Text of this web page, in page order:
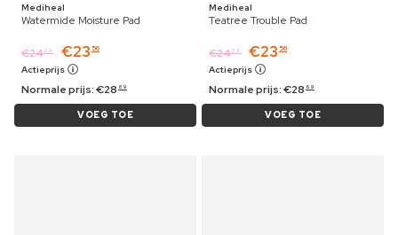
Mediheal
Watermide Moisture Pad
€2429 €23 56
Actieprijs
Normale prijs:€28 69
VOEG TOE
Mediheal
Teatree Trouble Pad
€2429 €23 56
Actieprijs
Normale prijs:€28 69
VOEG TOE